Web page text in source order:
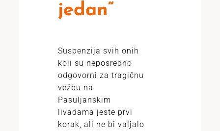
jedan“
Suspenzija svih onih
koji su neposredno
odgovorni za tragičnu
vežbu na
Pasuljanskim
livadama jeste prvi
korak, ali ne bi valjalo